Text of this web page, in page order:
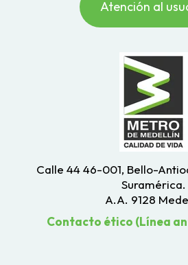
Atención al
Calle 44 46-001, Bello-
Suramérica.
A.A. 9128
Contacto ético (Línea